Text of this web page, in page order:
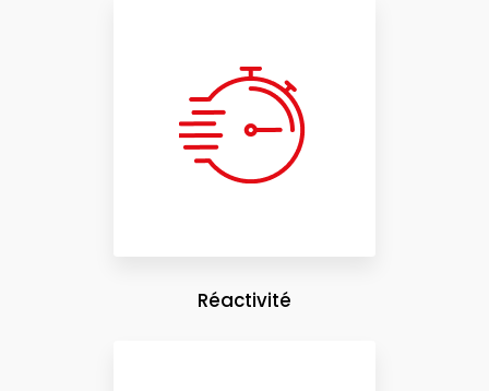
Réactivité